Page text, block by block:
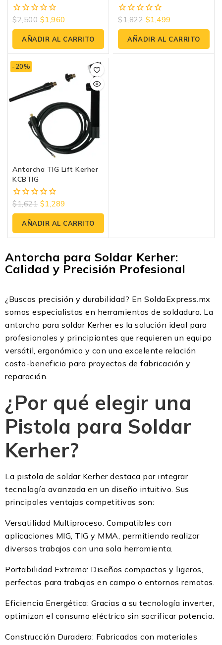
0
fuera
5
$2,500 $1,960
AÑADIR AL CARRITO
Kti200pro, Kti200hd
0
fuera
5
$1,822 $1,499
AÑADIR AL CARRITO
-20%
Antorcha TIG Lift Kerher
KCBTIG
0
fuera
5
$1,621 $1,289
AÑADIR AL CARRITO
Antorcha para Soldar Kerher:
Calidad y Precisión Profesional
¿Buscas precisión y durabilidad? En SoldaExpress.mx
somos especialistas en herramientas de soldadura. La
antorcha para soldar Kerher es la solución ideal para
profesionales y principiantes que requieren un equipo
versátil, ergonómico y con una excelente relación
costo-beneficio para proyectos de fabricación y
reparación.
¿Por qué elegir una
Pistola para Soldar
Kerher?
La pistola de soldar Kerher destaca por integrar
tecnología avanzada en un diseño intuitivo. Sus
principales ventajas competitivas son:
Versatilidad Multiproceso: Compatibles con
aplicaciones MIG, TIG y MMA, permitiendo realizar
diversos trabajos con una sola herramienta.
Portabilidad Extrema: Diseños compactos y ligeros,
perfectos para trabajos en campo o entornos remotos.
Eficiencia Energética: Gracias a su tecnología inverter,
optimizan el consumo eléctrico sin sacrificar potencia.
Construcción Duradera: Fabricadas con materiales